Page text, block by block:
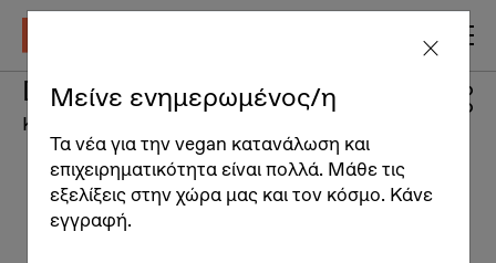
Day Face Cream Algadetox
Καλλυντικά
Μείνε ενημερωμένος/η
Τα νέα για την vegan κατανάλωση και
επιχειρηματικότητα είναι πολλά. Μάθε τις
εξελίξεις στην χώρα μας και τον κόσμο. Κάνε
εγγραφή.